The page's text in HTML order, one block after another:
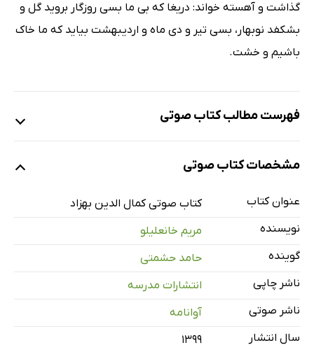
گذاشت و آهسته خواند: دریغا که بی ما بسی روزگار بروید گل و
بشکفد نوبهار، بسی تیر و دی ماه و اردیبهشت بیاید که ما خاک
باشیم و خشت.
فهرست مطالب کتاب صوتی
نمونه
کمال‌الدین بهزاد
موسیقی طبیعت
امیرعلی‌ شیر در باغ
ظهر جمعه سال 896 هجری قمری
آواز پرنده
مشخصات کتاب صوتی
عنوان کتاب
کتاب صوتی کمال الدین بهزاد
نویسنده
مریم خانعلیلو
گوینده
حامد حشمتی
ناشر چاپی
انتشارات مدرسه
ناشر صوتی
آوانامه
سال انتشار
۱۳۹۹